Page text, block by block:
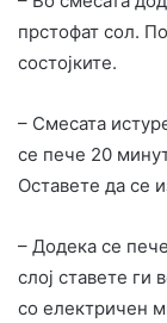
прстофат сол.
состојките.
– Смесата
се пече 20
Оставете да се
– Додека се
слој ставете ги
со електричен